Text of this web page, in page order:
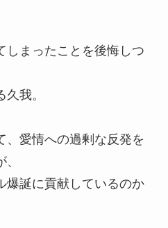
しまったことを後悔しつ
我。
、愛情への過剰な反発を
爆誕に貢献しているのか